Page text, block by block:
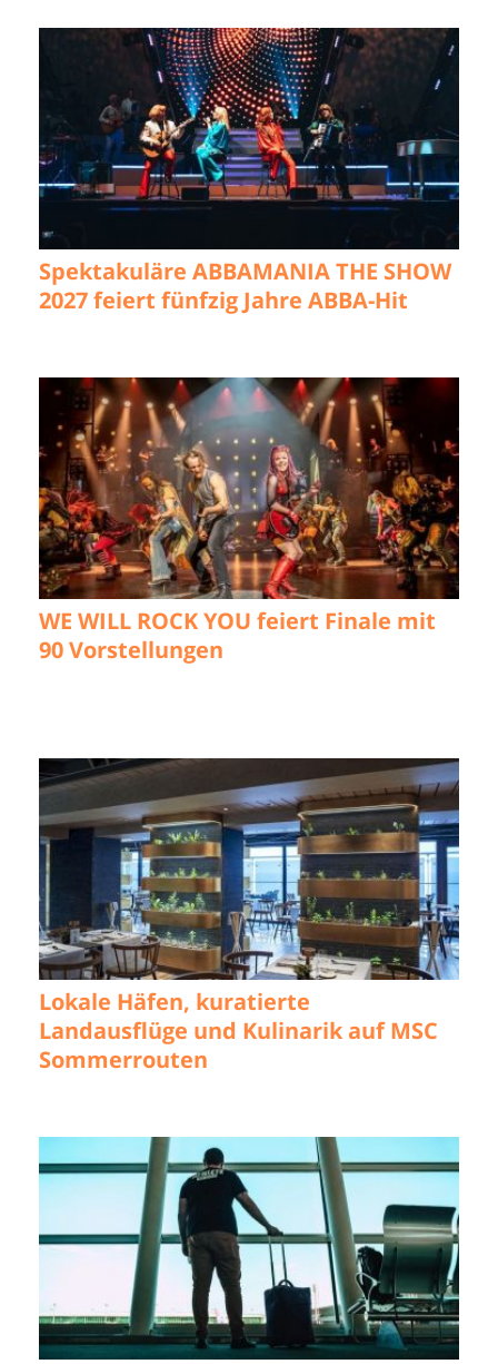
Spektakuläre ABBAMANIA THE SHOW
2027 feiert fünfzig Jahre ABBA-Hit
WE WILL ROCK YOU feiert Finale mit
90 Vorstellungen
Lokale Häfen, kuratierte
Landausflüge und Kulinarik auf MSC
Sommerrouten